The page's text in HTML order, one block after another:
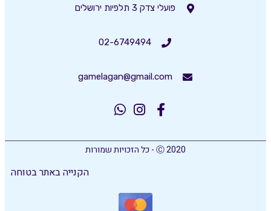
פועלי צדק 3 תלפיות ירושלים
02-6749494
gamelagan@gmail.com
Ⓒ 2020 - כל הזכויות שמורות
הקנייה באתר בטוחה